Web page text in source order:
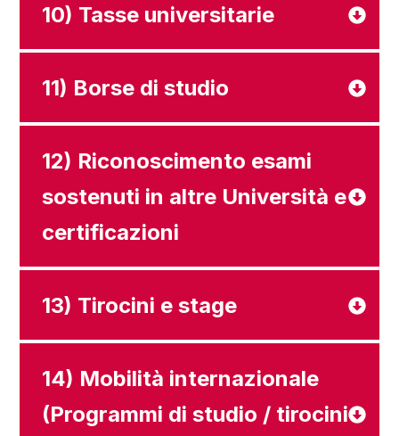
10) Tasse universitarie
11) Borse di studio
12) Riconoscimento esami
sostenuti in altre Università e
certificazioni
13) Tirocini e stage
14) Mobilità internazionale
(Programmi di studio / tirocini